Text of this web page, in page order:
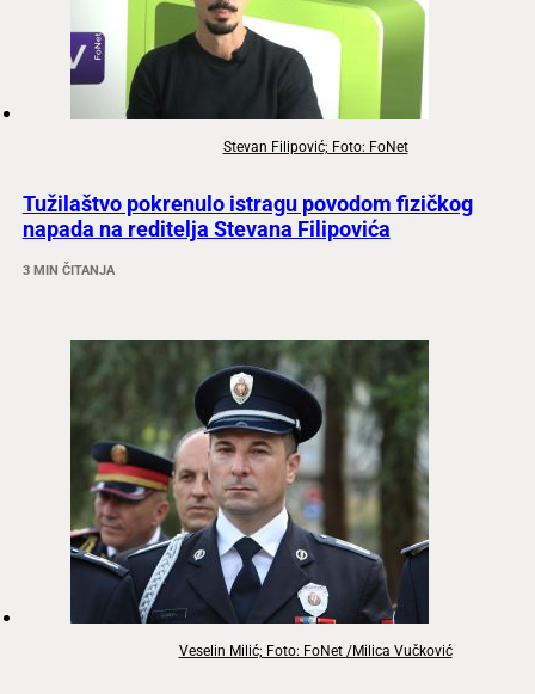
Stevan Filipović; Foto: FoNet
Tužilaštvo pokrenulo istragu povodom fizičkog
napada na reditelja Stevana Filipovića
3 MIN ČITANJA
Veselin Milić; Foto: FoNet /Milica Vučković